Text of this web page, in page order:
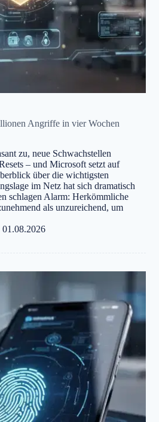
Angriffe in vier Wochen
zu, neue Schwachstellen
– und Microsoft setzt auf
über die wichtigsten
im Netz hat sich dramatisch
schlagen Alarm: Herkömmliche
als unzureichend, um
01.08.2026